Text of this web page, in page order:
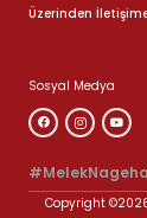
Üzerinden
Sosyal Medya
Copyright